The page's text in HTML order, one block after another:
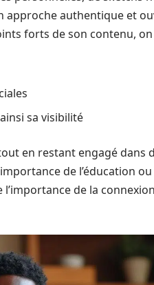
approche authentique et
forts de son contenu,
sa visibilité
en restant engagé dans
de l’éducation
de la